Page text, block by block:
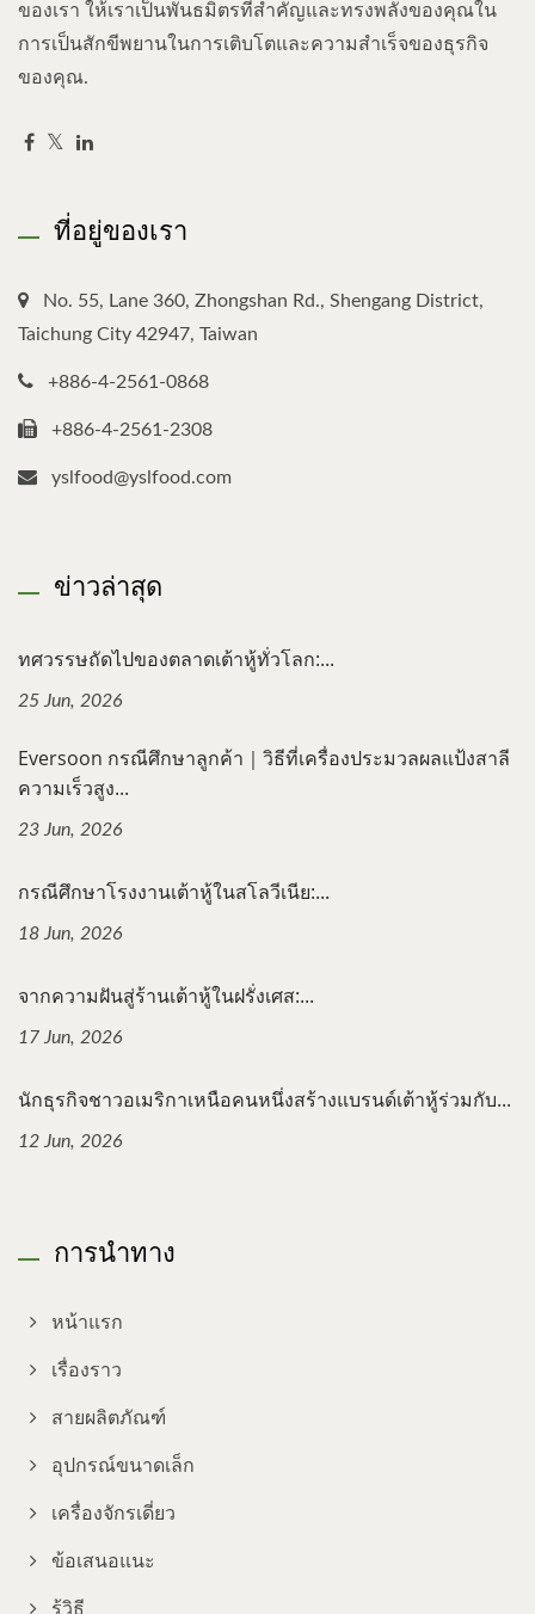
ของเรา ให้เราเป็นพันธมิตรที่สำคัญและทรงพลังของคุณใน
การเป็นสักขีพยานในการเติบโตและความสำเร็จของธุรกิจ
ของคุณ.
ที่อยู่ของเรา
No. 55, Lane 360, Zhongshan Rd., Shengang District,
Taichung City 42947, Taiwan
+886-4-2561-0868
+886-4-2561-2308
yslfood@yslfood.com
ข่าวล่าสุด
ทศวรรษถัดไปของตลาดเต้าหู้ทั่วโลก:...
25 Jun, 2026
Eversoon กรณีศึกษาลูกค้า｜วิธีที่เครื่องประมวลผลแป้งสาลี
ความเร็วสูง...
23 Jun, 2026
กรณีศึกษาโรงงานเต้าหู้ในสโลวีเนีย:...
18 Jun, 2026
จากความฝันสู่ร้านเต้าหู้ในฝรั่งเศส:...
17 Jun, 2026
นักธุรกิจชาวอเมริกาเหนือคนหนึ่งสร้างแบรนด์เต้าหู้ร่วมกับ...
12 Jun, 2026
การนำทาง
หน้าแรก
เรื่องราว
สายผลิตภัณฑ์
อุปกรณ์ขนาดเล็ก
เครื่องจักรเดี่ยว
ข้อเสนอแนะ
รู้วิธี